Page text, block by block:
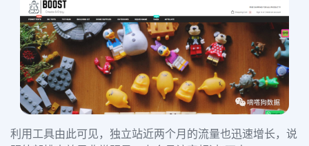
利用工具由此可见，独立站近两个月的流量也迅速增长，说